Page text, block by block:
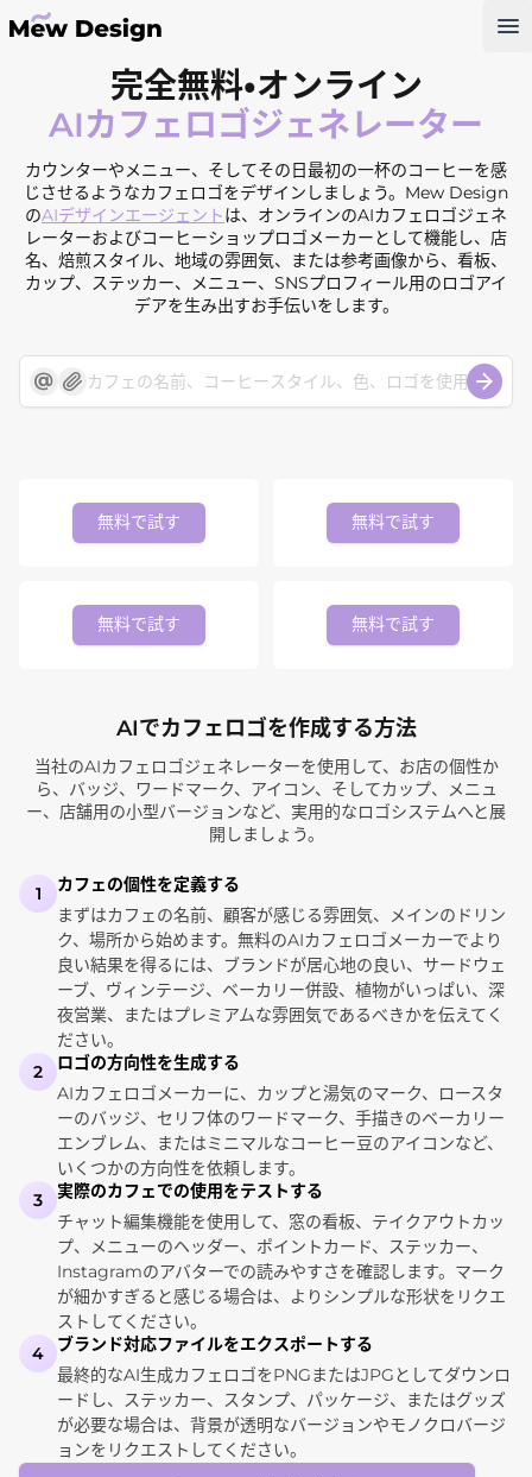
完全無料・オンライン
AIカフェロゴジェネレーター
カウンターやメニュー、そしてその日最初の一杯のコーヒーを感
じさせるようなカフェロゴをデザインしましょう。Mew Design
のAIデザインエージェントは、オンラインのAIカフェロゴジェネ
レーターおよびコーヒーショップロゴメーカーとして機能し、店
名、焙煎スタイル、地域の雰囲気、または参考画像から、看板、
カップ、ステッカー、メニュー、SNSプロフィール用のロゴアイ
デアを生み出すお手伝いをします。
無料で試す 無料で試す
無料で試す 無料で試す
AIでカフェロゴを作成する方法
当社のAIカフェロゴジェネレーターを使用して、お店の個性か
ら、バッジ、ワードマーク、アイコン、そしてカップ、メニュ
ー、店舗用の小型バージョンなど、実用的なロゴシステムへと展
開しましょう。
1
カフェの個性を定義する
まずはカフェの名前、顧客が感じる雰囲気、メインのドリン
ク、場所から始めます。無料のAIカフェロゴメーカーでより
良い結果を得るには、ブランドが居心地の良い、サードウェ
ーブ、ヴィンテージ、ベーカリー併設、植物がいっぱい、深
夜営業、またはプレミアムな雰囲気であるべきかを伝えてく
ださい。
2
ロゴの方向性を生成する
AIカフェロゴメーカーに、カップと湯気のマーク、ロースタ
ーのバッジ、セリフ体のワードマーク、手描きのベーカリー
エンブレム、またはミニマルなコーヒー豆のアイコンなど、
いくつかの方向性を依頼します。
3
実際のカフェでの使用をテストする
チャット編集機能を使用して、窓の看板、テイクアウトカッ
プ、メニューのヘッダー、ポイントカード、ステッカー、
Instagramのアバターでの読みやすさを確認します。マーク
が細かすぎると感じる場合は、よりシンプルな形状をリクエ
ストしてください。
4
ブランド対応ファイルをエクスポートする
最終的なAI生成カフェロゴをPNGまたはJPGとしてダウンロ
ードし、ステッカー、スタンプ、パッケージ、またはグッズ
が必要な場合は、背景が透明なバージョンやモノクロバージ
ョンをリクエストしてください。